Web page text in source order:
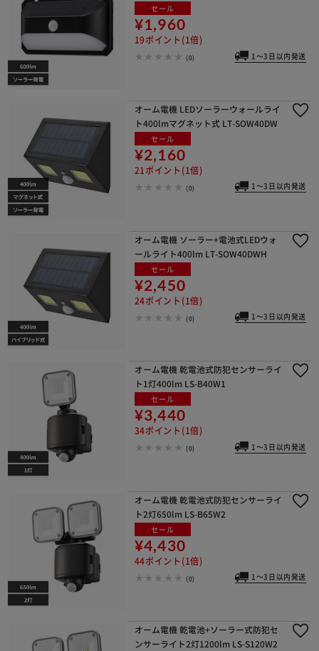
セール
¥1,960
19ポイント(1倍)
(0) 1～3日以内発送
オーム電機 LEDソーラーウォールライ
ト400lmマグネット式 LT-SOW40DW
セール
¥2,160
21ポイント(1倍)
(0) 1～3日以内発送
オーム電機 ソーラー+電池式LEDウォ
ールライト400lm LT-SOW40DWH
セール
¥2,450
24ポイント(1倍)
(0) 1～3日以内発送
オーム電機 乾電池式防犯センサーライ
ト1灯400lm LS-B40W1
セール
¥3,440
34ポイント(1倍)
(0) 1～3日以内発送
オーム電機 乾電池式防犯センサーライ
ト2灯650lm LS-B65W2
セール
¥4,430
44ポイント(1倍)
(0) 1～3日以内発送
オーム電機 乾電池+ソーラー式防犯セ
ンサーライト2灯1200lm LS-S120W2